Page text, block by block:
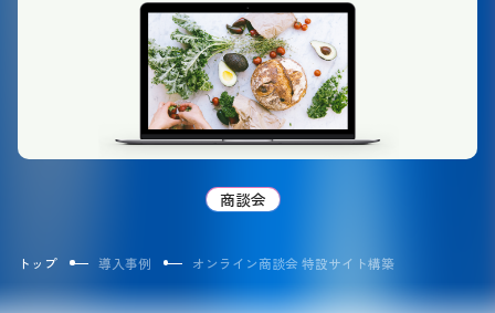
商談会
トップ 導入事例 オンライン商談会 特設サイト構築